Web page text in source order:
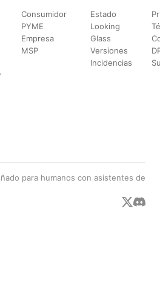
Consumidor
PYME
Empresa
MSP
Estado
Looking
Glass
Versiones
Incidencias
para humanos con asistentes de